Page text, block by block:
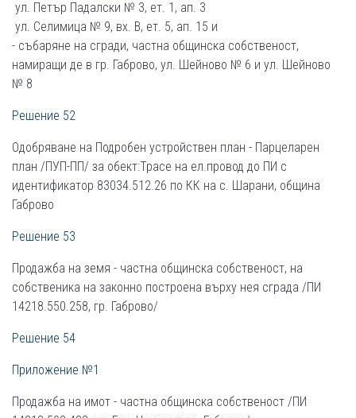
ул. Петър Падалски № 3, ет. 1, ап. 3
ул. Селимица № 9, вх. В, ет. 5, ап. 15 и
- събаряне на сгради, частна общинска собственост,
намиращи де в гр. Габрово, ул. Шейново № 6 и ул. Шейново
№ 8
Решение 52
Одобряване на Подробен устройствен план - Парцеларен
план /ПУП-ПП/ за обект:Трасе на ел.провод до ПИ с
идентификатор 83034.512.26 по КК на с. Шарани, община
Габрово
Решение 53
Продажба на земя - частна общинска собственост, на
собственика на законно построена върху нея сграда /ПИ
14218.550.258, гр. Габрово/
Решение 54
Приложение №1
Продажба на имот - частна общинска собственост /ПИ